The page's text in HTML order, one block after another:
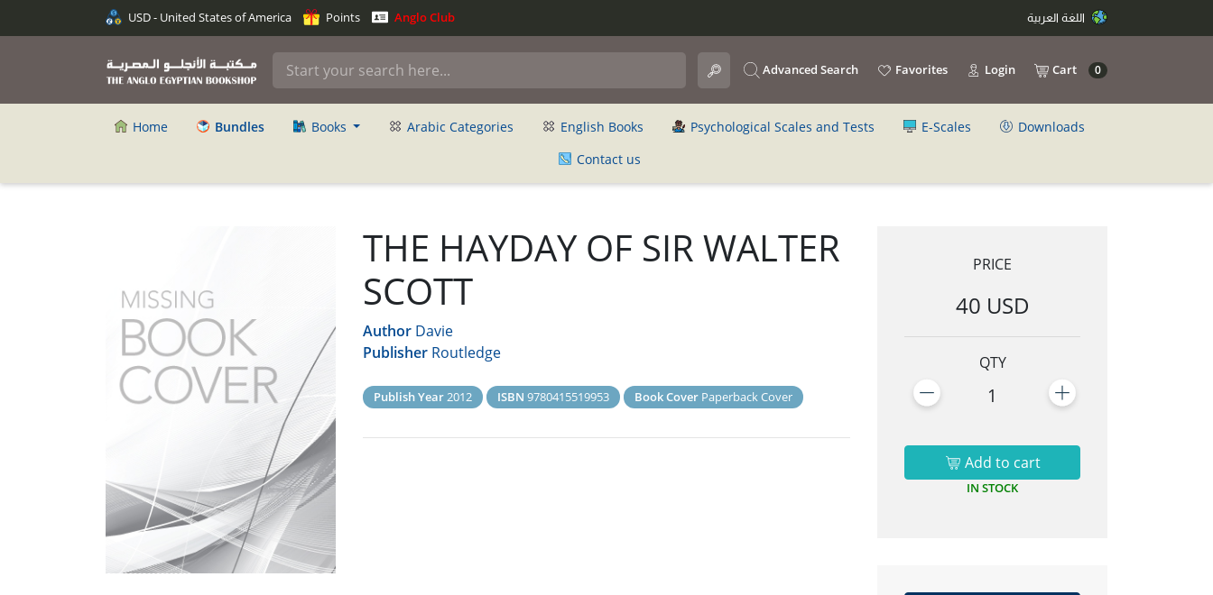
USD - United States of America Points Anglo Club
Advanced Search Favorites Login Cart 0
Home Bundles Books Arabic Categories English Books Psychological Scales and Tests E-Scales
Downloads
Contact us
THE HAYDAY OF SIR WALTER
SCOTT
Author Davie
Publisher Routledge
Publish Year2012 ISBN 9780415519953 Book Cover Paperback Cover
PRICE
40 USD
QTY
1
Add to cart
IN STOCK